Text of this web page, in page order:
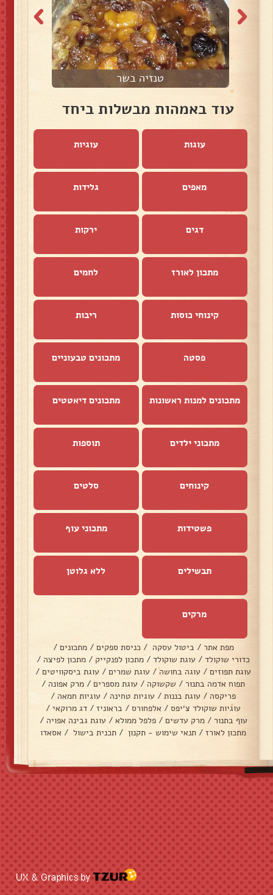
טנזיה בשר
עוד באמהות מבשלות ביחד
עוגות עוגיות
מאפים גלידות
דגים ירקות
מתכון לאורז לחמים
קינוחי כוסות ריבות
פסטה מתכונים טבעוניים
מתכונים למנות ראשונות מתכונים דיאטטים
מתכוני ילדים תוספות
קינוחים סלטים
פשטידות מתכוני עוף
תבשילים ללא גלוטן
מרקים
מפת אתר / ביטול עסקה / כניסת ספקים / מתכונים /
כדורי שוקולד / עוגת שוקולד / מתכון לפנקייק / מתכון לפיצה /
עוגת תפוזים / עוגה בחושה / עוגת שמרים / עוגת ביסקוויטים /
תפוח אדמה בתנור / שקשוקה / עוגת מספרים / מרק אפונה /
פריקסה / עוגת בננות / עוגיות טחינה / עוגיות חמאה /
עוגיות שוקולד צ׳יפס / אלפחורס / בראוניז / דג מרוקאי /
עוף בתנור / מרק עדשים / פלפל ממולא / עוגת גבינה אפויה /
מתכון לאורז / תנאי שימוש - תקנון / תכנית בישול / אסאדו